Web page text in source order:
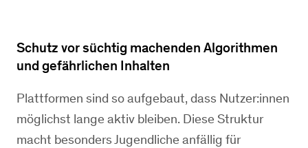
Schutz vor süchtig machenden Algorithmen
und gefährlichen Inhalten
Plattformen sind so aufgebaut, dass Nutzer:innen
möglichst lange aktiv bleiben. Diese Struktur
macht besonders Jugendliche anfällig für